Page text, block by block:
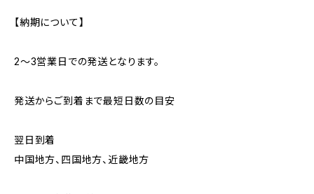
【納期について】
2〜3営業日での発送となります。
発送からご到着まで最短日数の目安
翌日到着
中国地方、四国地方、近畿地方